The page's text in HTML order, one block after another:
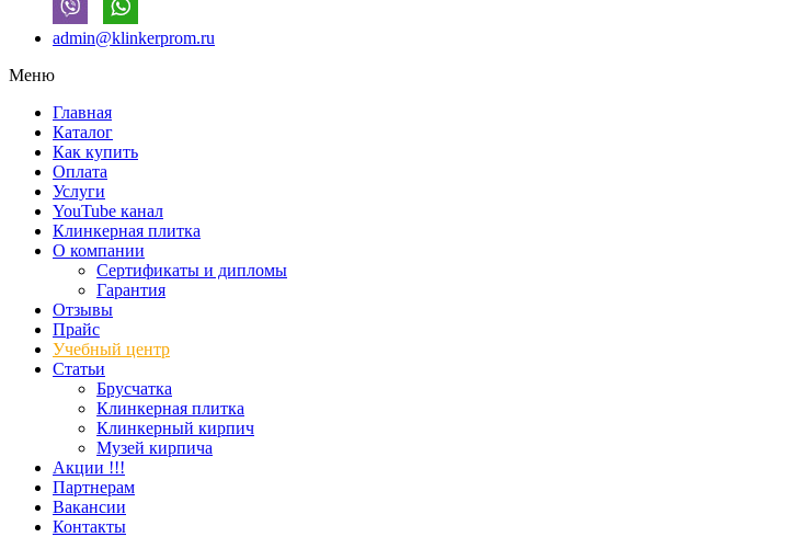
admin@klinkerprom.ru
Меню
Главная
Каталог
Как купить
Оплата
Услуги
YouTube канал
Клинкерная плитка
О компании
Сертификаты и дипломы
Гарантия
Отзывы
Прайс
Учебный центр
Статьи
Брусчатка
Клинкерная плитка
Клинкерный кирпич
Музей кирпича
Акции !!!
Партнерам
Вакансии
Контакты